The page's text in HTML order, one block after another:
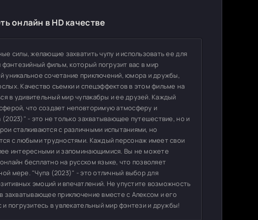
онлайн в HD качестве
силы, желающие захватить чупу и использовать ее для
фильм, который погрузит вас в мир
уникальное сочетание приключений, юмора и дружбы,
Качество съемки и спецэффектов в этом фильме на
в удивительный мир чупакабры и ее друзей. Каждый
что создает неповторимую атмосферу и
- это не только захватывающее путешествие, но и
сталкиваются с различными испытаниями, но
с любыми трудностями. Каждый персонаж имеет свои
интересными и запоминающимися. Вы не можете
бесплатно на русском языке, что позволяет
мере. "Чупа (2023)" - это отличный выбор для
эмоций и впечатлений. Не упустите возможность
захватывающее приключение вместе с Алексом и его
погрузитесь в увлекательный мир фэнтези и дружбы!